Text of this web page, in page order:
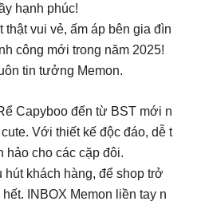
hạnh phúc!
thật vui vẻ, ấm áp bên gia đìn
công mới trong năm 2025!
tin tưởng Memon.
Capyboo đến từ BST mới n
Với thiết kế độc đáo, dễ t
hảo cho các cặp đôi.
khách hàng, để shop trở
INBOX Memon liền tay n